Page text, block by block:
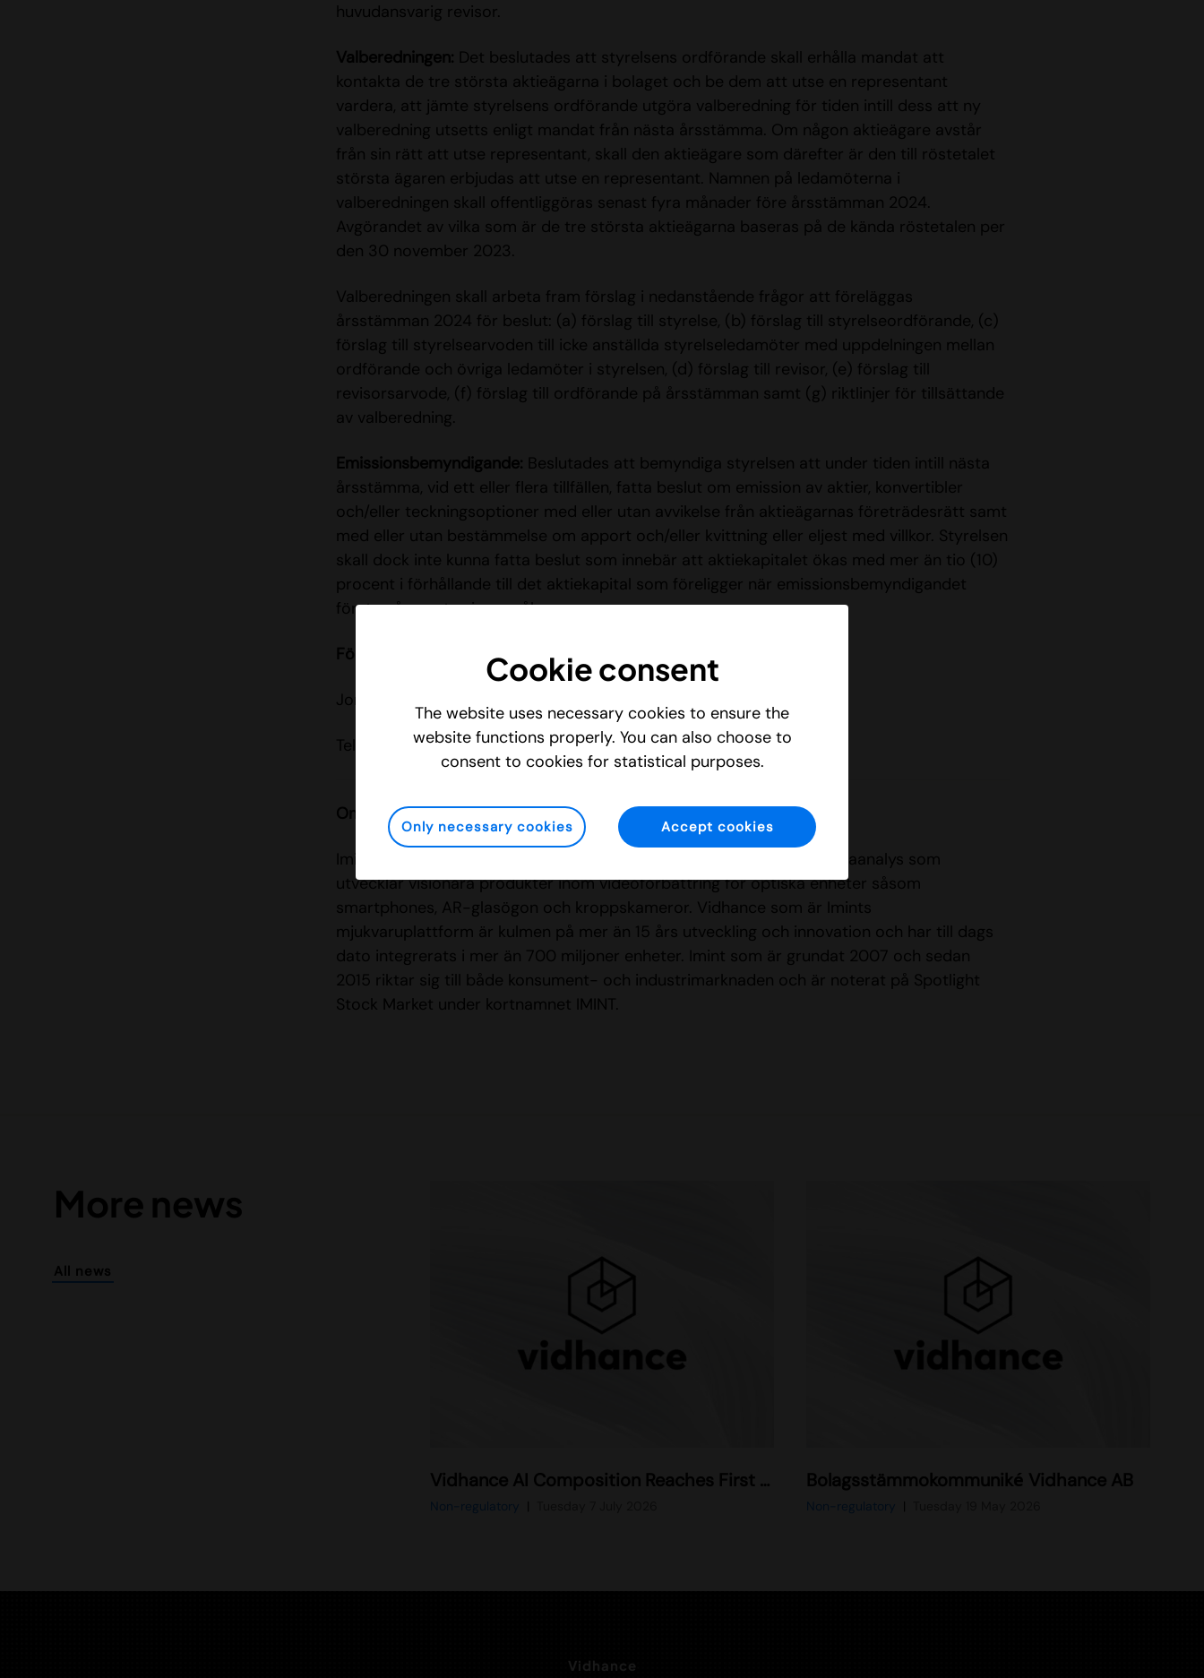
huvudansvarig revisor.
Valberedningen: Det beslutades att styrelsens ordförande skall erhålla mandat att
kontakta de tre största aktieägarna i bolaget och be dem att utse en representant
vardera, att jämte styrelsens ordförande utgöra valberedning för tiden intill dess att ny
valberedning utsetts enligt mandat från nästa årsstämma. Om någon aktieägare avstår
från sin rätt att utse representant, skall den aktieägare som därefter är den till röstetalet
största ägaren erbjudas att utse en representant. Namnen på ledamöterna i
valberedningen skall offentliggöras senast fyra månader före årsstämman 2024.
Avgörandet av vilka som är de tre största aktieägarna baseras på de kända röstetalen per
den 30 november 2023.
Valberedningen skall arbeta fram förslag i nedanstående frågor att föreläggas
årsstämman 2024 för beslut: (a) förslag till styrelse, (b) förslag till styrelseordförande, (c)
förslag till styrelsearvoden till icke anställda styrelseledamöter med uppdelningen mellan
ordförande och övriga ledamöter i styrelsen, (d) förslag till revisor, (e) förslag till
revisorsarvode, (f) förslag till ordförande på årsstämman samt (g) riktlinjer för tillsättande
av valberedning.
Emissionsbemyndigande: Beslutades att bemyndiga styrelsen att under tiden intill nästa
årsstämma, vid ett eller flera tillfällen, fatta beslut om emission av aktier, konvertibler
och/eller teckningsoptioner med eller utan avvikelse från aktieägarnas företrädesrätt samt
med eller utan bestämmelse om apport och/eller kvittning eller eljest med villkor. Styrelsen
skall dock inte kunna fatta beslut som innebär att aktiekapitalet ökas med mer än tio (10)
procent i förhållande till det aktiekapital som föreligger när emissionsbemyndigandet
första gången tas i anspråk.
För ytterligare information, vänligen kontakta:
Jonathan Ekman, Finanschef Imint Image Intelligence AB (publ)
Telefon: 018-474 99 90 E-post:jonathan.ekman@vidhance.com
Om IMINT Image Intelligence AB
Imint är ett svenskt mjukvaruföretag inom intelligent sensor- och dataanalys som
utvecklar visionära produkter inom videoförbättring för optiska enheter såsom
smartphones, AR-glasögon och kroppskameror. Vidhance som är Imints
mjukvaruplattform är kulmen på mer än 15 års utveckling och innovation och har till dags
dato integrerats i mer än 700 miljoner enheter. Imint som är grundat 2007 och sedan
2015 riktar sig till både konsument- och industrimarknaden och är noterat på Spotlight
Stock Market under kortnamnet IMINT.
More news
All news
Vidhance AI Composition Reaches First Commercial Release in Leading Smartphone
Non-regulatory
Bolagsstämmokommuniké Vidhance AB
Non-regulatory
Vidhance
Cookie consent
The website uses necessary cookies to ensure the
website functions properly. You can also choose to
consent to cookies for statistical purposes.
Only necessary cookies Accept cookies